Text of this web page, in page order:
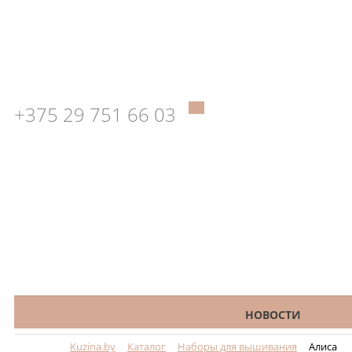
+375 29 751 66 03
НОВОСТИ
Kuzina.by Каталог Наборы для вышивания Алиса